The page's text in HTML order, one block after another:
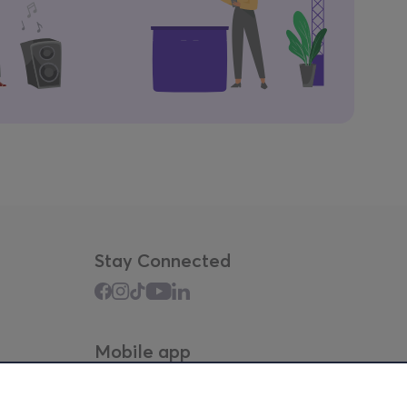
Stay Connected
Mobile app